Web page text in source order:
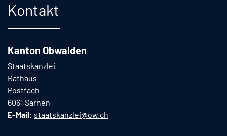
Kontakt
Kanton Obwalden
Staatskanzlei
Rathaus
Postfach
6061 Sarnen
E-Mail: staatskanzlei@ow.ch